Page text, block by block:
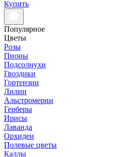
Купить
Популярное
Цветы
Розы
Пионы
Подсолнухи
Гвоздики
Гортензии
Лилии
Альстромерии
Герберы
Ирисы
Лаванда
Орхидеи
Полевые цветы
Каллы